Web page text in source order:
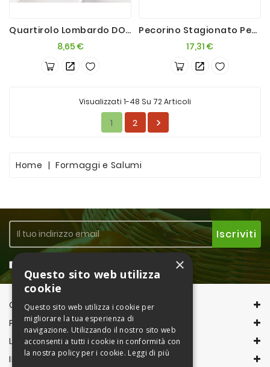
Home Formaggi e Salumi
Quartirolo Lombardo DOP 500g
8,65 €Prezzo
Pecorino Stagionato Pecorì Sardo 500g
17,31 €Prezzo
Visualizzati 1-48 Su 72 Articoli
1 2 
CONTACT INFORMATION
PRODOTTI
LA NOSTRA AZIENDA
IL TUO ACCOUNT
×
Questo sito web utilizza
cookie
Questo sito web utilizza i cookie per
migliorare la tua esperienza di
navigazione. Utilizzando il nostro sito web
acconsenti a tutti i cookie in conformità con
la nostra policy per i cookie. Leggi di più